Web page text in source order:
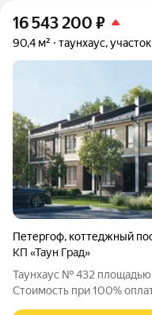
16 543 200 ₽
90,4 м² таунхаус, участок
Петергоф, коттеджный
КП «Таун Град»
Таунхаус № 432 площадью
Стоимость при 100%